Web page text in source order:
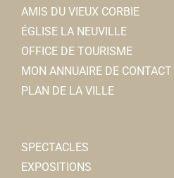
AMIS DU VIEUX CORBIE
ÉGLISE LA NEUVILLE
OFFICE DE TOURISME
MON ANNUAIRE DE CONTACT
PLAN DE LA VILLE
SPECTACLES
EXPOSITIONS